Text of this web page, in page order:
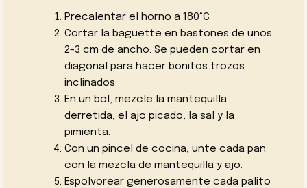
Precalentar el horno a 180°C.
Cortar la baguette en bastones de unos
2-3 cm de ancho. Se pueden cortar en
diagonal para hacer bonitos trozos
inclinados.
En un bol, mezcle la mantequilla
derretida, el ajo picado, la sal y la
pimienta.
Con un pincel de cocina, unte cada pan
con la mezcla de mantequilla y ajo.
Espolvorear generosamente cada palito